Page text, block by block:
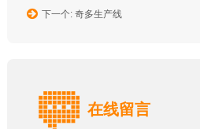
下一个: 奇多生产线
在线留言